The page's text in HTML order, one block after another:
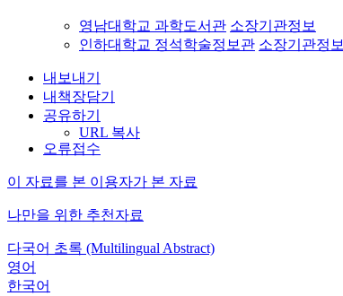
영남대학교 과학도서관 소장기관정보
인하대학교 정석학술정보관 소장기관정보
내보내기
내책장담기
공유하기
URL 복사
오류접수
이 자료를 본 이용자가 본 자료
나만을 위한 추천자료
다국어 초록 (Multilingual Abstract)
영어
한국어